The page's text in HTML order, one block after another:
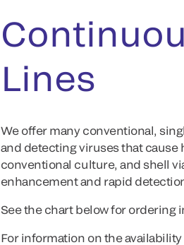
Lines
We offer many conventional,
and detecting viruses that cause
conventional culture, and shell
enhancement and rapid
See the chart below for ordering
For information on the